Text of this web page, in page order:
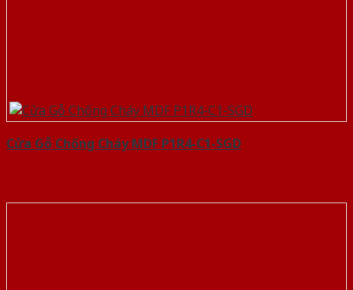
Cửa Gỗ Chống Cháy MDF P1R4-C1-SGD